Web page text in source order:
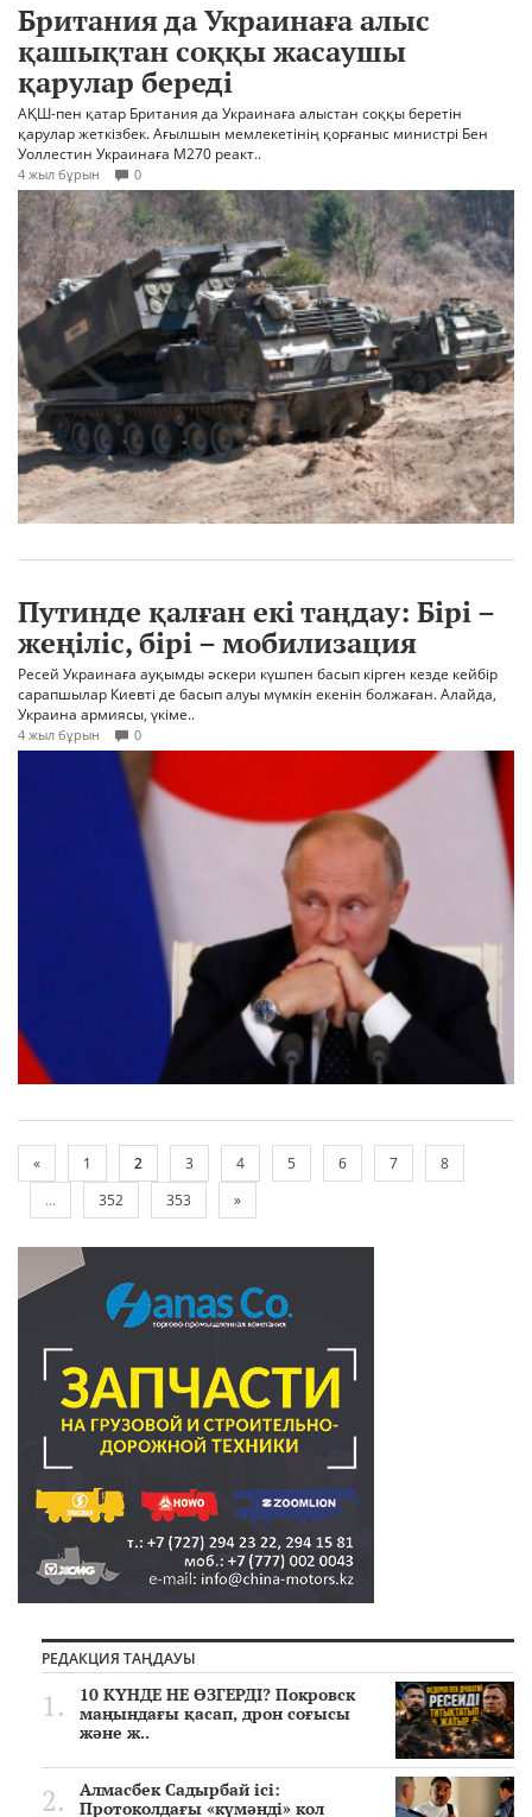
Британия да Украинаға алыс
қашықтан соққы жасаушы
қарулар береді
АҚШ-пен қатар Британия да Украинаға алыстан соққы беретін
қарулар жеткізбек. Ағылшын мемлекетінің қорғаныс министрі Бен
Уоллестин Украинаға М270 реакт..
4 жыл бұрын 0
Путинде қалған екі таңдау: Бірі –
жеңіліс, бірі – мобилизация
Ресей Украинаға ауқымды әскери күшпен басып кірген кезде кейбір
сарапшылар Киевті де басып алуы мүмкін екенін болжаған. Алайда,
Украина армиясы, үкіме..
4 жыл бұрын 0
« 1 2 3 4 5 6 7
8
...
352 353 »
РЕДАКЦИЯ ТАҢДАУЫ
10 КҮНДЕ НЕ ӨЗГЕРДІ? Покровск
маңындағы қасап, дрон соғысы
және ж..
Алмасбек Садырбай ісі:
Протоколдағы «күмәнді» кол